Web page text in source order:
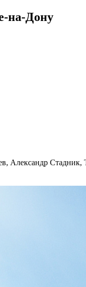
на-Дону
Александр Стадник,